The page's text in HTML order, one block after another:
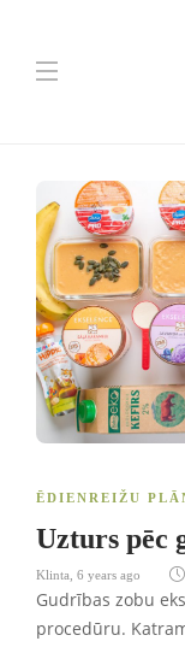
ĒDIENREIŽU
Uzturs pēc
Klinta 6 years ago
Gudrības zobu
procedūru.